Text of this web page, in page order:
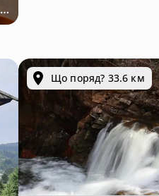
Ресторація карпатської кухні у Східниці - місце з характером і традиціями
Що поряд? 33.6 км